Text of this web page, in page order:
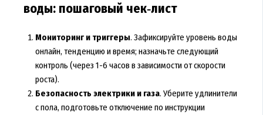
воды: пошаговый чек‑лист
Мониторинг и триггеры. Зафиксируйте уровень воды
онлайн, тенденцию и время; назначьте следующий
контроль (через 1-6 часов в зависимости от скорости
роста).
Безопасность электрики и газа. Уберите удлинители
с пола, подготовьте отключение по инструкции